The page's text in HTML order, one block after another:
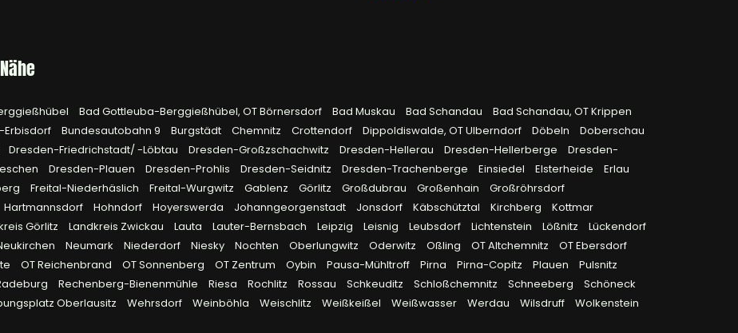
Bad Gottleuba-Berggießhübel, OT Börnersdorf Bad Muskau Bad Schandau
Bad Schandau, OT Krippen
Erbisdorf Bundesautobahn 9 Burgstädt Chemnitz Crottendorf Dippoldiswalde, OT Ulberndorf Döbeln
Doberschau
Dresden-Friedrichstadt/ -Löbtau Dresden-Großzschachwitz Dresden-Hellerau Dresden-Hellerberge
Dresden-
Dresden-Plauen Dresden-Prohlis Dresden-Seidnitz Dresden-Trachenberge Einsiedel Elsterheide
Erlau
Freital-Niederhäslich Freital-Wurgwitz Gablenz Görlitz Großdubrau Großenhain
Großröhrsdorf
Hartmannsdorf Hohndorf Hoyerswerda Johanngeorgenstadt Jonsdorf Käbschütztal Kirchberg
Kottmar
Görlitz Landkreis Zwickau Lauta Lauter-Bernsbach Leipzig Leisnig Leubsdorf Lichtenstein Lößnitz
Lückendorf
Neumark Niederdorf Niesky Nochten Oberlungwitz Oderwitz Oßling OT Altchemnitz
OT Ebersdorf
OT Reichenbrand OT Sonnenberg OT Zentrum Oybin Pausa-Mühltroff Pirna Pirna-Copitz Plauen
Pulsnitz
Rechenberg-Bienenmühle Riesa Rochlitz Rossau Schkeuditz Schloßchemnitz Schneeberg
Schöneck
Oberlausitz Wehrsdorf Weinböhla Weischlitz Weißkeißel Weißwasser Werdau Wilsdruff
Wolkenstein